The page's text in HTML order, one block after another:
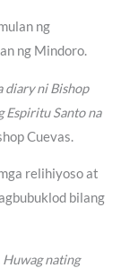
ng
ng Mindoro.
diary ni Bishop
Espiritu Santo na
Cuevas.
relihiyoso at
bilang
Huwag nating